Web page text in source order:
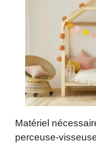
Matériel
perceuse-